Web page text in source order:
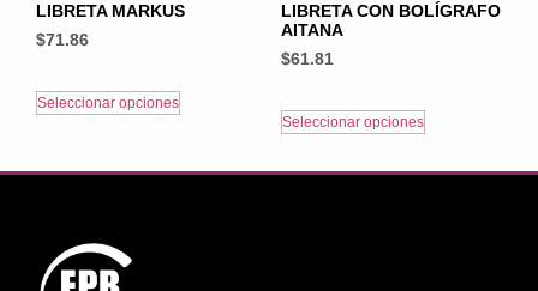
LIBRETA MARKUS
$71.86
Seleccionar opciones
LIBRETA CON BOLÍGRAFO
AITANA
$61.81
Seleccionar opciones